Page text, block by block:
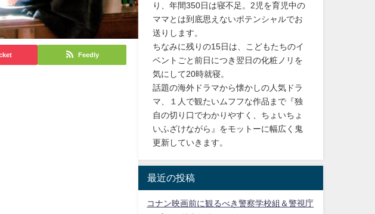
Feedly
り、年間350日は寝不足。2児を育児中の
ママとは到底思えないポテンシャルでお
送りします。
ちなみに残りの15日は、こどもたちのイ
ベントごと前日につき翌日の化粧ノリを
気にして20時就寝。
話題の海外ドラマから懐かしの人気ドラ
マ、１人で観たいムフフな作品まで『独
自の切り口でわかりやすく、ちょいちょ
いふざけながら』をモットーに幅広く鬼
更新していきます。
最近の投稿
コナン映画前に観るべき警察学校組＆警視庁